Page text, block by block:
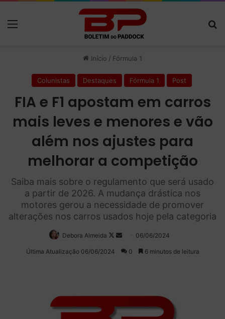
Início / Fórmula 1
Colunistas Destaques Fórmula 1 Post
FIA e F1 apostam em carros
mais leves e menores e vão
além nos ajustes para
melhorar a competição
Saiba mais sobre o regulamento que será usado
a partir de 2026. A mudança drástica nos
motores gerou a necessidade de promover
alterações nos carros usados hoje pela categoria
Debora Almeida
Follow
on
Mande
um
06/06/2024
Última Atualização 06/06/2024 0 6 minutos de leitura